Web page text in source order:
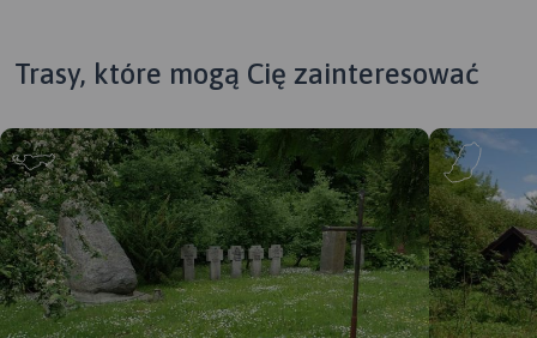
Trasy, które mogą Cię zainteresować